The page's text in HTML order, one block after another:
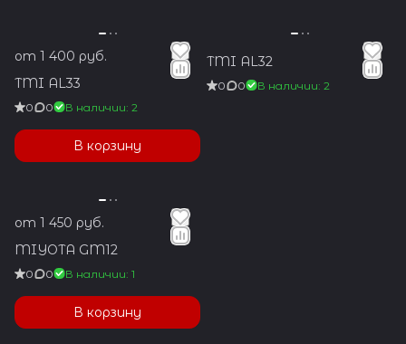
от 1 400 руб.
TMI AL33
0 0 В наличии: 2
В корзину
TMI AL32
0 0 В наличии: 2
от 1 450 руб.
MIYOTA GM12
0 0 В наличии: 1
В корзину